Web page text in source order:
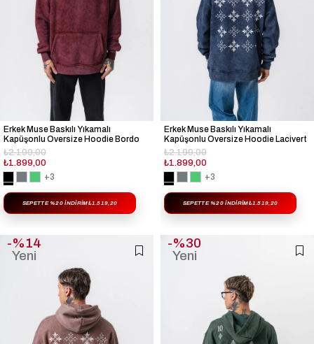
Erkek Muse Baskılı Yıkamalı
Kapüşonlu Oversize Hoodie Bordo
₺1.899,00
₺2.199,00
+3
SEPETTE %20 İNDIRIM₺1.519,20
Erkek Muse Baskılı Yıkamalı
Kapüşonlu Oversize Hoodie Lacivert
₺1.899,00
₺2.199,00
+3
SEPETTE %20 İNDIRIM₺1.519,20
%14
Yeni
%30
Yeni